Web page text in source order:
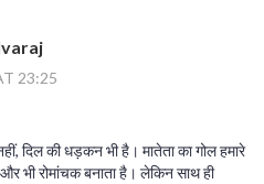
23:25
दिल की धड़कन भी है। मातेता का गोल हमारे
भी रोमांचक बनाता है। लेकिन साथ ही